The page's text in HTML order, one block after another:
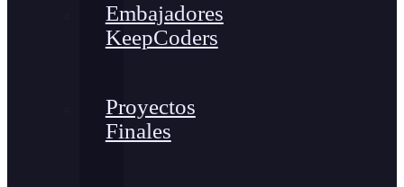
Embajadores
KeepCoders
Proyectos
Finales